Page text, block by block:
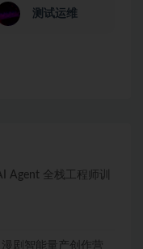
测试运维
Agent 全栈工程师训
剧智能量产创作营